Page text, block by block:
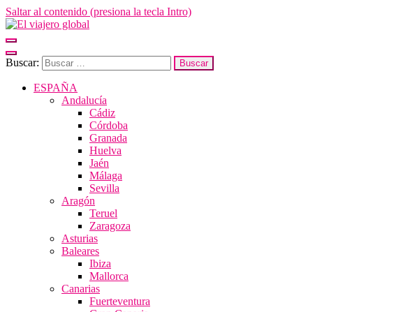
Saltar al contenido (presiona la tecla Intro)
Buscar:
ESPAÑA
Andalucía
Cádiz
Córdoba
Granada
Huelva
Jaén
Málaga
Sevilla
Aragón
Teruel
Zaragoza
Asturias
Baleares
Ibiza
Mallorca
Canarias
Fuerteventura